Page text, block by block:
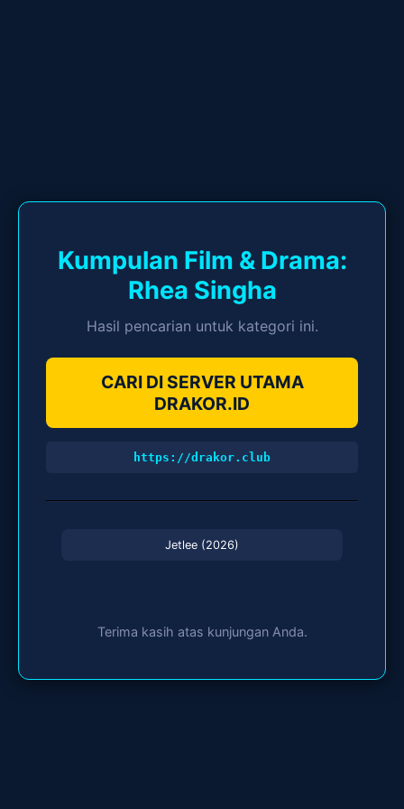
Kumpulan Film & Drama:
Rhea Singha
Hasil pencarian untuk kategori ini.
CARI DI SERVER UTAMA
DRAKOR.ID
https://drakor.club
Jetlee (2026)
Terima kasih atas kunjungan Anda.